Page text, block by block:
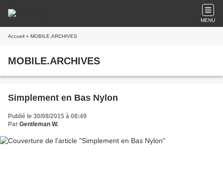
MENU
Accueil » MOBILE.ARCHIVES
MOBILE.ARCHIVES
Simplement en Bas Nylon
Publié le 30/08/2015 à 08:49
Par Gentleman W.